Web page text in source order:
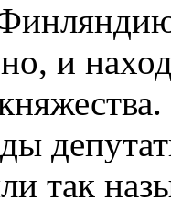
и
так